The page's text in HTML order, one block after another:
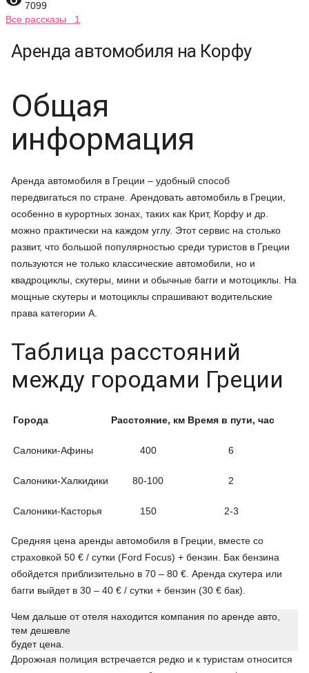
7099
Все рассказы 1
Аренда автомобиля на Корфу
Общая
информация
Аренда автомобиля в Греции – удобный способ
передвигаться по стране. Арендовать автомобиль в Греции,
особенно в курортных зонах, таких как Крит, Корфу и др.
можно практически на каждом углу. Этот сервис на столько
развит, что большой популярностью среди туристов в Греции
пользуются не только классические автомобили, но и
квадроциклы, скутеры, мини и обычные багги и мотоциклы. На
мощные скутеры и мотоциклы спрашивают водительские
права категории А.
Таблица расстояний
между городами Греции
Города Расстояние, км Время в пути, час
Салоники-Афины 400 6
Салоники-Халкидики 80-100 2
Салоники-Касторья 150 2-3
Средняя цена аренды автомобиля в Греции, вместе со
страховкой 50 € / сутки (Ford Focus) + бензин. Бак бензина
обойдется приблизительно в 70 – 80 €. Аренда скутера или
багги выйдет в 30 – 40 € / сутки + бензин (30 € бак).
Чем дальше от отеля находится компания по аренде авто,
тем дешевле
будет цена.
Дорожная полиция встречается редко и к туристам относится